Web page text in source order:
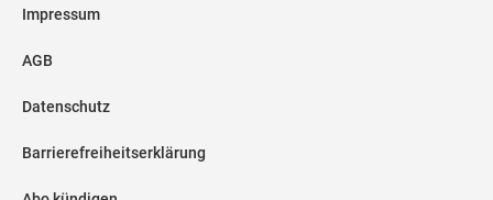
Impressum
AGB
Datenschutz
Barrierefreiheitserklärung